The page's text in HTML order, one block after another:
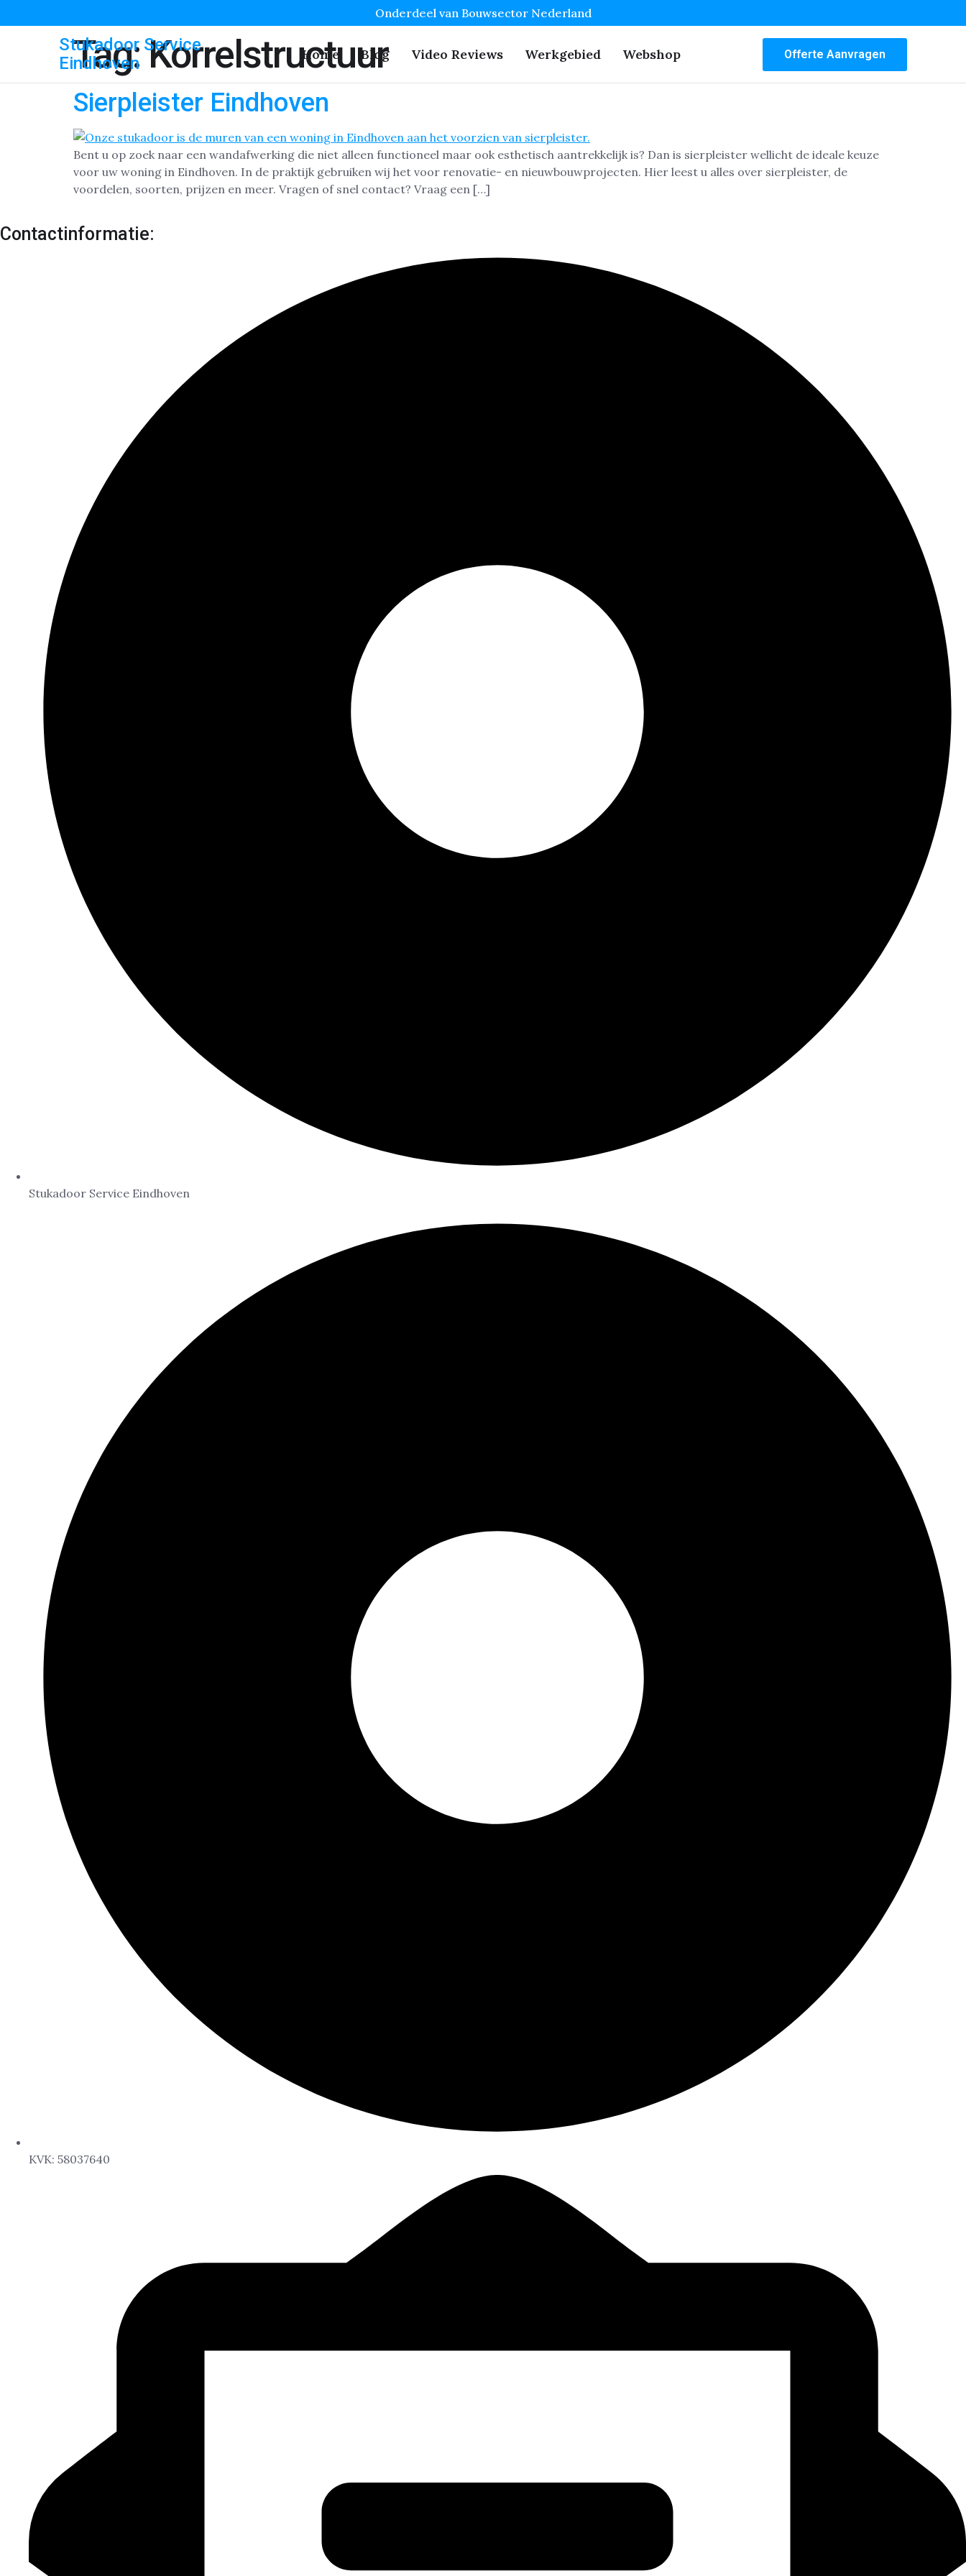
Onderdeel van Bouwsector Nederland
Stukadoor Service
Eindhoven
Home Blog Video Reviews Werkgebied Webshop Offerte Aanvragen
Tag:Korrelstructuur
Sierpleister Eindhoven
Bent u op zoek naar een wandafwerking die niet alleen functioneel maar ook esthetisch aantrekkelijk is? Dan is sierpleister wellicht de ideale keuze
voor uw woning in Eindhoven. In de praktijk gebruiken wij het voor renovatie- en nieuwbouwprojecten. Hier leest u alles over sierpleister, de
voordelen, soorten, prijzen en meer. Vragen of snel contact? Vraag een […]
Contactinformatie:
Stukadoor Service Eindhoven
KVK: 58037640